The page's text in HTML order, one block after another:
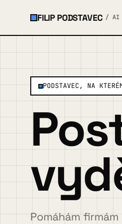
FILIP PODSTAVEC / AI
O mně
Služby a ukázky
Spolupráce
Případovky
PODSTAVEC, NA
Pomáhám